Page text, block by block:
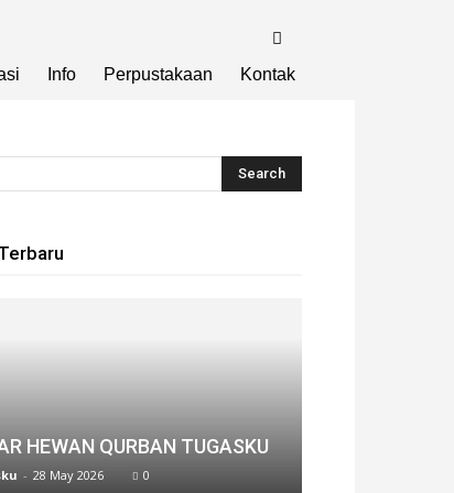
Info Perpustakaan Kontak
HEWAN QURBAN TUGASKU
- 28 May 2026 0